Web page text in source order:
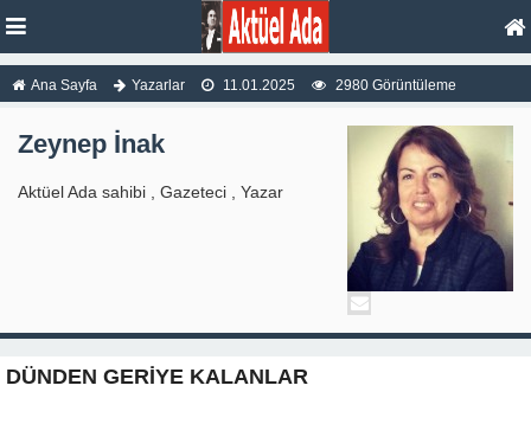
Ana Sayfa Yazarlar 11.01.2025 2980 Görüntüleme
Zeynep İnak
Aktüel Ada sahibi , Gazeteci , Yazar
DÜNDEN GERİYE KALANLAR